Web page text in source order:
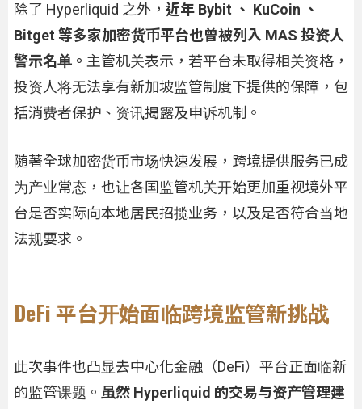
除了 Hyperliquid 之外， 近年 Bybit 、 KuCoin 、
Bitget 等多家加密货币平台也曾被列入 MAS 投资人
警示名单。 主管机关表示，若平台未取得相关资格，
投资人将无法享有新加坡监管制度下提供的保障，包
括消费者保护、资讯揭露及申诉机制。
随著全球加密货币市场快速发展，跨境提供服务已成
为产业常态，也让各国监管机关开始更加重视境外平
台是否实际向本地居民招揽业务，以及是否符合当地
法规要求。
DeFi 平台开始面临跨境监管新挑战
此次事件也凸显去中心化金融（DeFi）平台正面临新
的监管课题。 虽然 Hyperliquid 的交易与资产管理建